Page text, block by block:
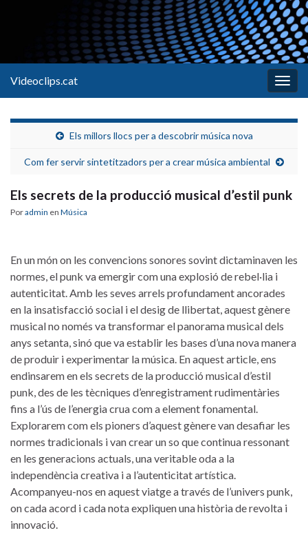
la
Videoclips.cat
Els millors llocs per a descobrir música nova
Com fer servir sintetitzadors per a crear música ambiental
Els secrets de la producció musical d’estil punk
Poradmin en Música
En un ‌món on⁤ les convencions sonores sovint dictaminaven les
normes, el punk va emergir com una explosió de rebel·lia i
autenticitat. Amb les seves arrels profundament ⁣ancorades
en la insatisfacció social i​ el desig‌ de llibertat,​ aquest gènere
musical ‌no només va transformar el panorama musical ⁢dels⁤
anys setanta,⁣ sinó que va establir les bases d’una nova manera
de‌ produir i ⁣experimentar la música. En aquest article, ens
endinsarem en​ els secrets‌ de ⁤la producció musical d’estil
punk, des de⁢ les tècniques d’enregistrament rudimentàries
fins‍ a l’ús de l’energia‍ crua com a ⁤element fonamental.
Explorarem com⁢ els ⁣pioners d’aquest ​gènere van desafiar les
normes‌ tradicionals i van crear un so que continua ressonant
en les​ generacions actuals, una veritable⁤ oda ⁣a la ​
independència creativa i a l’autenticitat artística.
Acompanyeu-nos en aquest viatge a través ⁤de l’univers punk,
on cada acord⁤ i cada‌ nota expliquen una història de revolta i
innovació.